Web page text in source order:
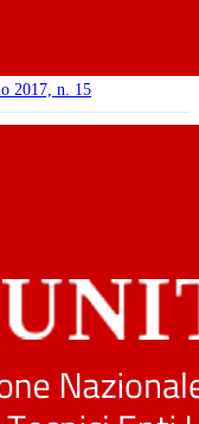
2017, n. 15